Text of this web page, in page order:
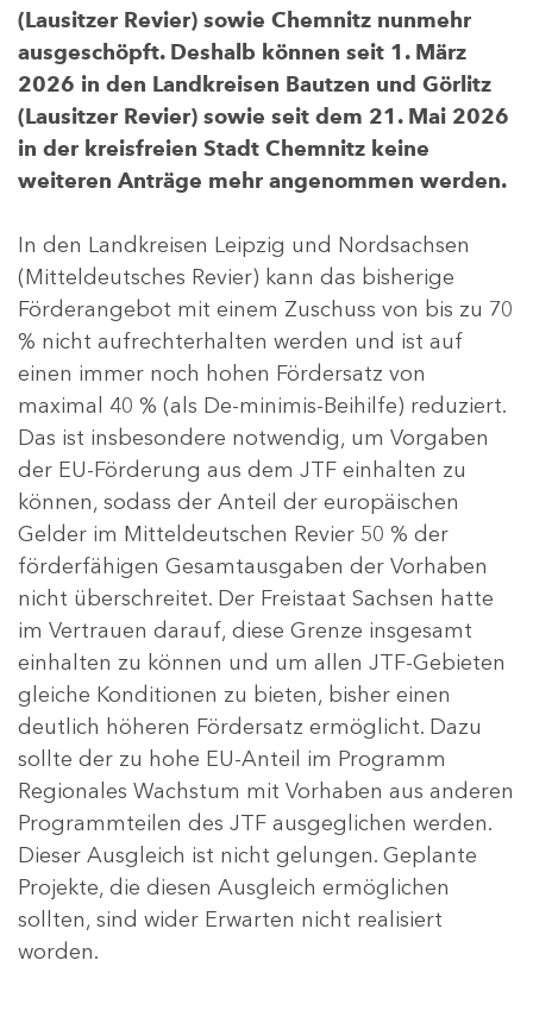
(Lausitzer Revier) sowie Chemnitz nunmehr
ausgeschöpft. Deshalb können seit 1. März
2026 in den Landkreisen Bautzen und Görlitz
(Lausitzer Revier) sowie seit dem 21. Mai 2026
in der kreisfreien Stadt Chemnitz keine
weiteren Anträge mehr angenommen werden.
In den Landkreisen Leipzig und Nordsachsen
(Mitteldeutsches Revier) kann das bisherige
Förderangebot mit einem Zuschuss von bis zu 70
% nicht aufrechterhalten werden und ist auf
einen immer noch hohen Fördersatz von
maximal 40 % (als De-minimis-Beihilfe) reduziert.
Das ist insbesondere notwendig, um Vorgaben
der EU-Förderung aus dem JTF einhalten zu
können, sodass der Anteil der europäischen
Gelder im Mitteldeutschen Revier 50 % der
förderfähigen Gesamtausgaben der Vorhaben
nicht überschreitet. Der Freistaat Sachsen hatte
im Vertrauen darauf, diese Grenze insgesamt
einhalten zu können und um allen JTF-Gebieten
gleiche Konditionen zu bieten, bisher einen
deutlich höheren Fördersatz ermöglicht. Dazu
sollte der zu hohe EU-Anteil im Programm
Regionales Wachstum mit Vorhaben aus anderen
Programmteilen des JTF ausgeglichen werden.
Dieser Ausgleich ist nicht gelungen. Geplante
Projekte, die diesen Ausgleich ermöglichen
sollten, sind wider Erwarten nicht realisiert
worden.